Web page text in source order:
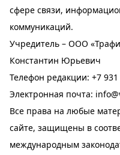
сфере связи,
коммуникаций.
Учредитель – ООО
Константин Юрьевич
Телефон редакции: +7
Электронная почта:
Все права на любые
сайте, защищены в
международным